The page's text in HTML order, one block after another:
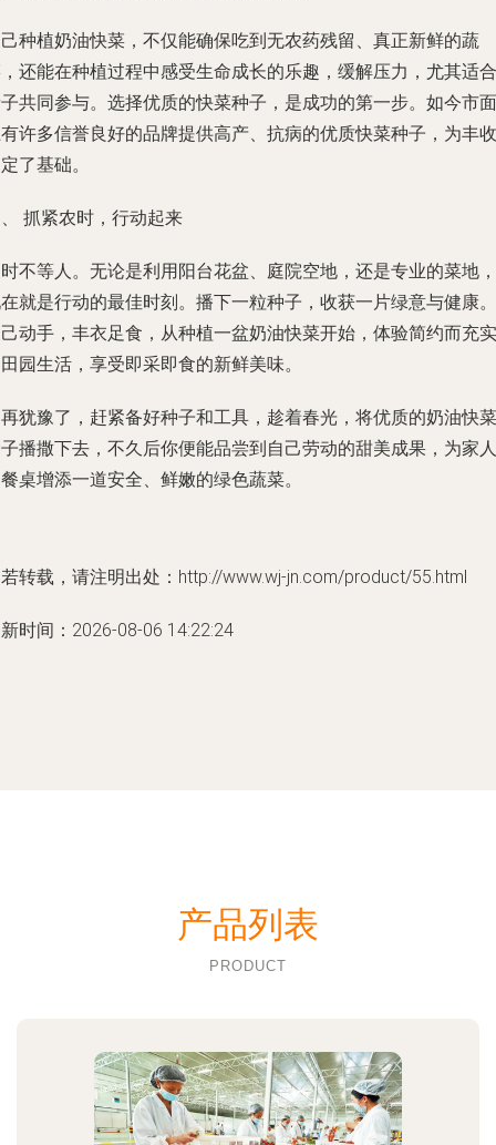
种植奶油快菜，不仅能确保吃到无农药残留、真正新鲜的蔬
还能在种植过程中感受生命成长的乐趣，缓解压力，尤其适合
共同参与。选择优质的快菜种子，是成功的第一步。如今市面
许多信誉良好的品牌提供高产、抗病的优质快菜种子，为丰收
了基础。
抓紧农时，行动起来
不等人。无论是利用阳台花盆、庭院空地，还是专业的菜地，
就是行动的最佳时刻。播下一粒种子，收获一片绿意与健康。
动手，丰衣足食，从种植一盆奶油快菜开始，体验简约而充实
园生活，享受即采即食的新鲜美味。
犹豫了，赶紧备好种子和工具，趁着春光，将优质的奶油快菜
播撒下去，不久后你便能品尝到自己劳动的甜美成果，为家人
桌增添一道安全、鲜嫩的绿色蔬菜。
转载，请注明出处：http://www.wj-jn.com/product/55.html
时间：2026-08-06 14:22:24
产品列表
PRODUCT